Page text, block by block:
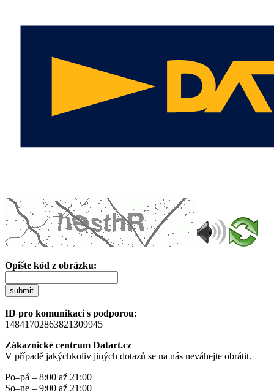
Opište kód z obrázku:
submit
ID pro komunikaci s podporou:
14841702863821309945
Zákaznické centrum Datart.cz
V případě jakýchkoliv jiných dotazů se na nás neváhejte obrátit.
Po–pá – 8:00 až 21:00
So–ne – 9:00 až 21:00